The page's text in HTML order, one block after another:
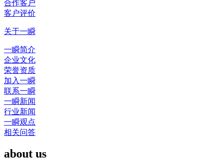
合作客户
客户评价
关于一瞬
一瞬简介
企业文化
荣誉资质
加入一瞬
联系一瞬
一瞬新闻
行业新闻
一瞬观点
相关问答
about us